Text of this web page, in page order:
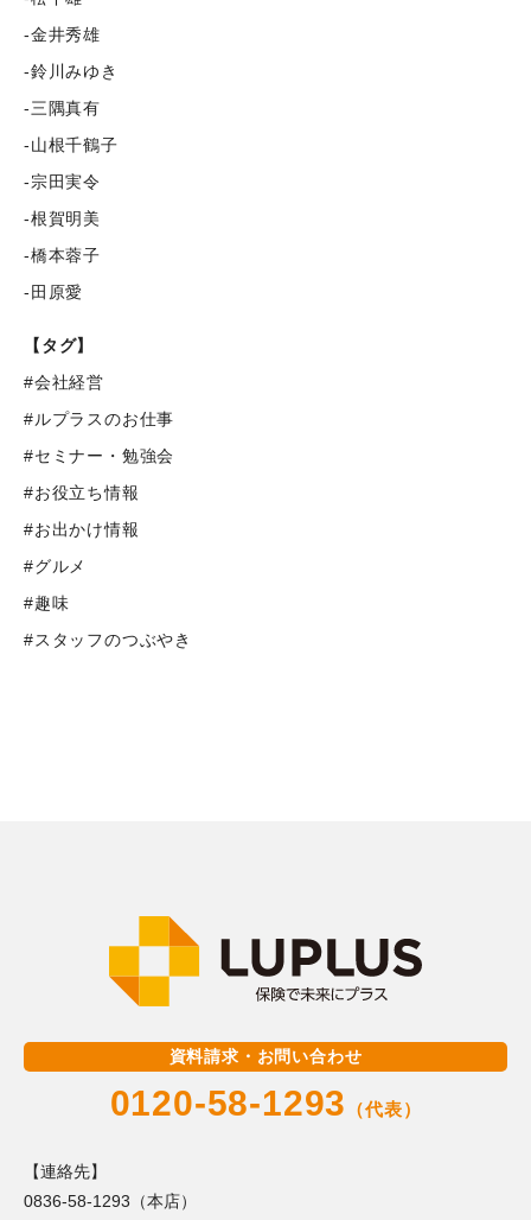
-金井秀雄
-鈴川みゆき
-三隅真有
-山根千鶴子
-宗田実令
-根賀明美
-橋本蓉子
-田原愛
【タグ】
#会社経営
#ルプラスのお仕事
#セミナー・勉強会
#お役立ち情報
#お出かけ情報
#グルメ
#趣味
#スタッフのつぶやき
資料請求・お問い合わせ
0120-58-1293 （代表）
【連絡先】
0836-58-1293（本店）